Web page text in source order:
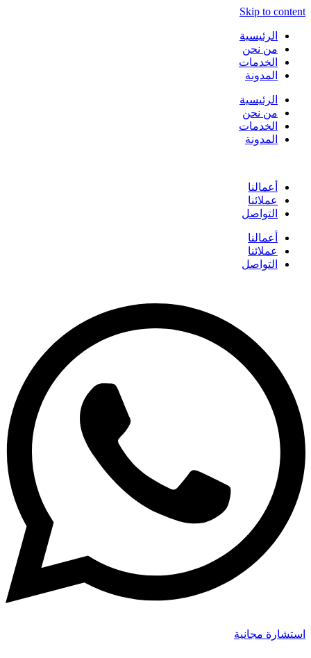
Skip to content
الرئيسية
من نحن
الخدمات
المدونة
الرئيسية
من نحن
الخدمات
المدونة
أعمالنا
عملائنا
التواصل
أعمالنا
عملائنا
التواصل
استشارة مجانية